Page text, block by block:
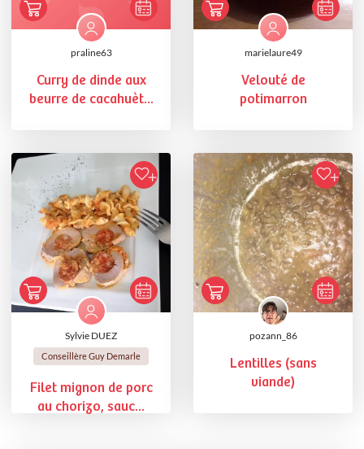
praline63
Curry de dinde aux
beurre de cacahuèt...
marielaure49
Velouté de
potimarron
Sylvie DUEZ
Conseillère Guy Demarle
Filet mignon de porc
au chorizo, sauc...
pozann_86
Lentilles (sans
viande)